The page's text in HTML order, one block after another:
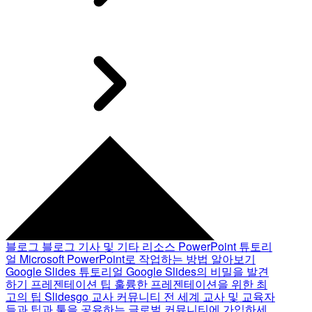
블로그 블로그 기사 및 기타 리소스 PowerPoint 튜토리
얼 Microsoft PowerPoint로 작업하는 방법 알아보기
Google Slides 튜토리얼 Google Slides의 비밀을 발견
하기 프레젠테이션 팁 훌륭한 프레젠테이션을 위한 최
고의 팁 Slidesgo 교사 커뮤니티 전 세계 교사 및 교육자